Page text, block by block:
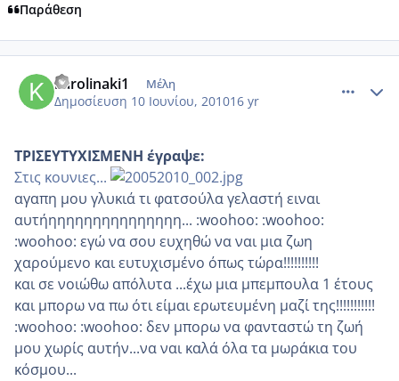
Παράθεση
karolinaki1 Μέλη
Δημοσίευση 10 Ιουνίου, 201016 yr
ΤΡΙΣΕΥΤΥΧΙΣΜΕΝΗ έγραψε:
Στις κουνιες...
αγαπη μου γλυκιά τι φατσούλα γελαστή ειναι
αυτήηηηηηηηηηηηηηηη... :woohoo: :woohoo:
:woohoo: εγώ να σου ευχηθώ να ναι μια ζωη
χαρούμενο και ευτυχισμένο όπως τώρα!!!!!!!!!!
και σε νοιώθω απόλυτα ...έχω μια μπεμπουλα 1 έτους
και μπορω να πω ότι είμαι ερωτευμένη μαζί της!!!!!!!!!!!
:woohoo: :woohoo: δεν μπορω να φανταστώ τη ζωή
μου χωρίς αυτήν...να ναι καλά όλα τα μωράκια του
κόσμου...